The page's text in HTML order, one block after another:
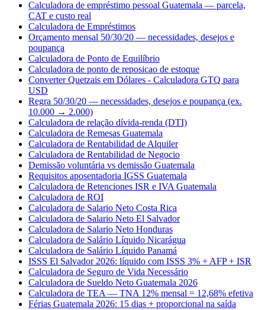
Calculadora de empréstimo pessoal Guatemala — parcela,
CAT e custo real
Calculadora de Empréstimos
Orçamento mensal 50/30/20 — necessidades, desejos e
poupança
Calculadora de Ponto de Equilíbrio
Calculadora de ponto de reposicao de estoque
Converter Quetzais em Dólares - Calculadora GTQ para
USD
Regra 50/30/20 — necessidades, desejos e poupança (ex.
10.000 → 2.000)
Calculadora de relação dívida-renda (DTI)
Calculadora de Remesas Guatemala
Calculadora de Rentabilidad de Alquiler
Calculadora de Rentabilidad de Negocio
Demissão voluntária vs demissão Guatemala
Requisitos aposentadoria IGSS Guatemala
Calculadora de Retenciones ISR e IVA Guatemala
Calculadora de ROI
Calculadora de Salario Neto Costa Rica
Calculadora de Salario Neto El Salvador
Calculadora de Salario Neto Honduras
Calculadora de Salário Líquido Nicarágua
Calculadora de Salário Líquido Panamá
ISSS El Salvador 2026: líquido com ISSS 3% + AFP + ISR
Calculadora de Seguro de Vida Necessário
Calculadora de Sueldo Neto Guatemala 2026
Calculadora de TEA — TNA 12% mensal = 12,68% efetiva
Férias Guatemala 2026: 15 dias + proporcional na saída